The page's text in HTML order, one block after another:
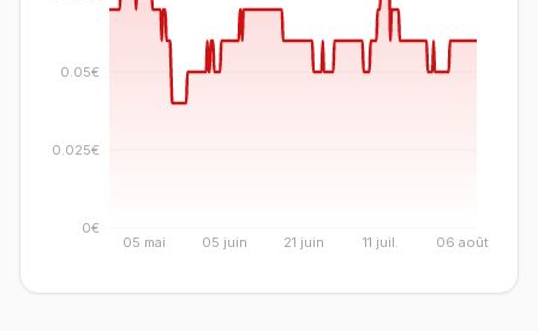
05 mai 05 juin 21 juin 11 juil. 06 août
0€
0.025€
0.05€